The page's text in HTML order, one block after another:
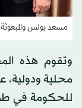
مسعد بولس والمبعوثة
وتقوم هذه
محلية ودولية،
للحكومة في